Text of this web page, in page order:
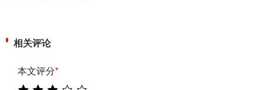
相关评论
本文评分*